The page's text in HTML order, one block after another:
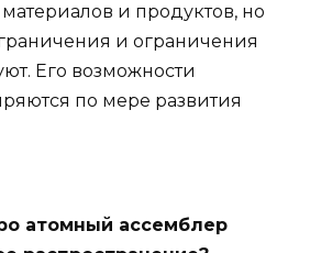
и продуктов, но
и ограничения
Его возможности
по мере развития
атомный ассемблер